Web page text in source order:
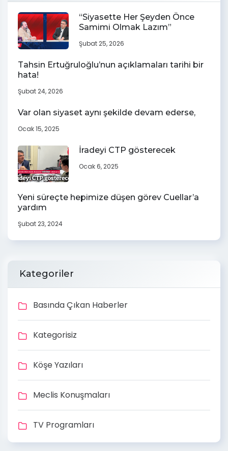
“Siyasette Her Şeyden Önce
Samimi Olmak Lazım”
Şubat 25, 2026
Tahsin Ertuğruloğlu’nun açıklamaları tarihi bir
hata!
Şubat 24, 2026
Var olan siyaset aynı şekilde devam ederse,
Ocak 15, 2025
İradeyi CTP gösterecek
Ocak 6, 2025
Yeni süreçte hepimize düşen görev Cuellar’a
yardım
Şubat 23, 2024
Kategoriler
Basında Çıkan Haberler
Kategorisiz
Köşe Yazıları
Meclis Konuşmaları
TV Programları